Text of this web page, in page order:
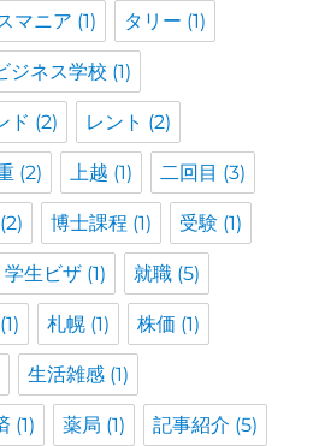
マニア (1) タリー (1)
ジネス学校 (1)
ド (2) レント (2)
(2) 上越 (1) 二回目 (3)
(2) 博士課程 (1) 受験 (1)
学生ビザ (1) 就職 (5)
(1) 札幌 (1) 株価 (1)
生活雑感 (1)
(1) 薬局 (1) 記事紹介 (5)